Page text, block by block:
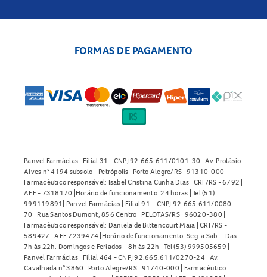
FORMAS DE PAGAMENTO
Panvel Farmácias | Filial 31 - CNPJ 92.665.611/0101-30 | Av. Protásio
Alves n° 4194 subsolo - Petrópolis | Porto Alegre/RS | 91310-000 |
Farmacêutico responsável: Isabel Cristina Cunha Dias | CRF/RS - 6792 |
AFE - 7318170 |Horário de funcionamento: 24 horas | Tel (51)
999119891| Panvel Farmácias | Filial 91 – CNPJ 92.665.611/0080-
70 | Rua Santos Dumont, 856 Centro | PELOTAS/RS | 96020-380 |
Farmacêutico responsável: Daniela de Bittencourt Maia | CRF/RS -
589427 | AFE 7239474 |Horário de funcionamento: Seg. a Sab. - Das
7h às 22h. Domingos e Feriados – 8h às 22h | Tel (53) 999505659 |
Panvel Farmácias | Filial 464 - CNPJ 92.665.611/0270-24 | Av.
Cavalhada n° 3860 | Porto Alegre/RS | 91740-000 | Farmacêutico